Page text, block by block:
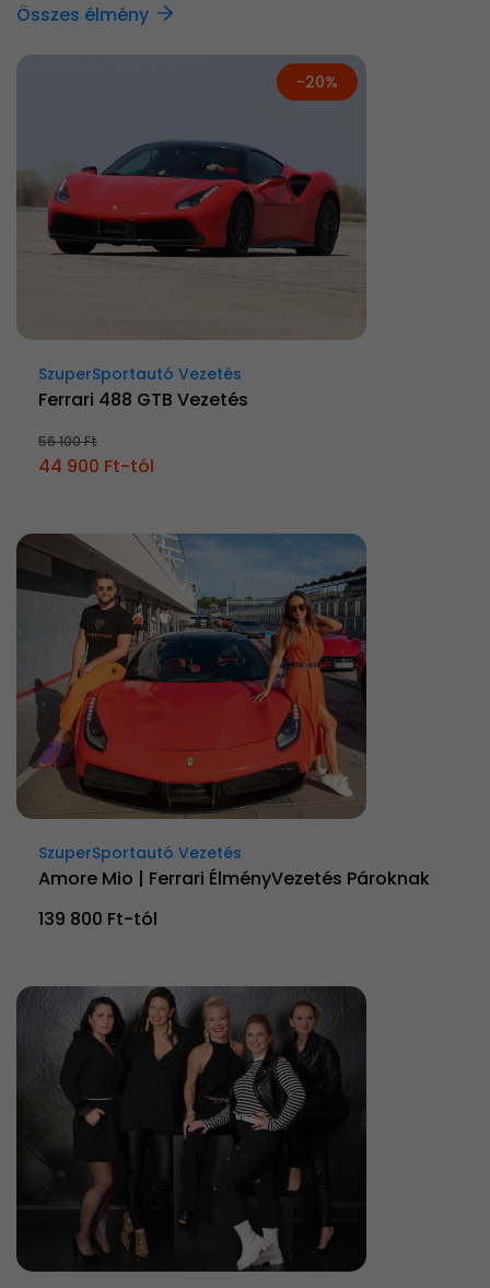
Összes élmény
-20%
SzuperSportautó Vezetés
Ferrari 488 GTB Vezetés
56 100 Ft
44 900 Ft-tól
SzuperSportautó Vezetés
Amore Mio | Ferrari ÉlményVezetés Pároknak
139 800 Ft-tól